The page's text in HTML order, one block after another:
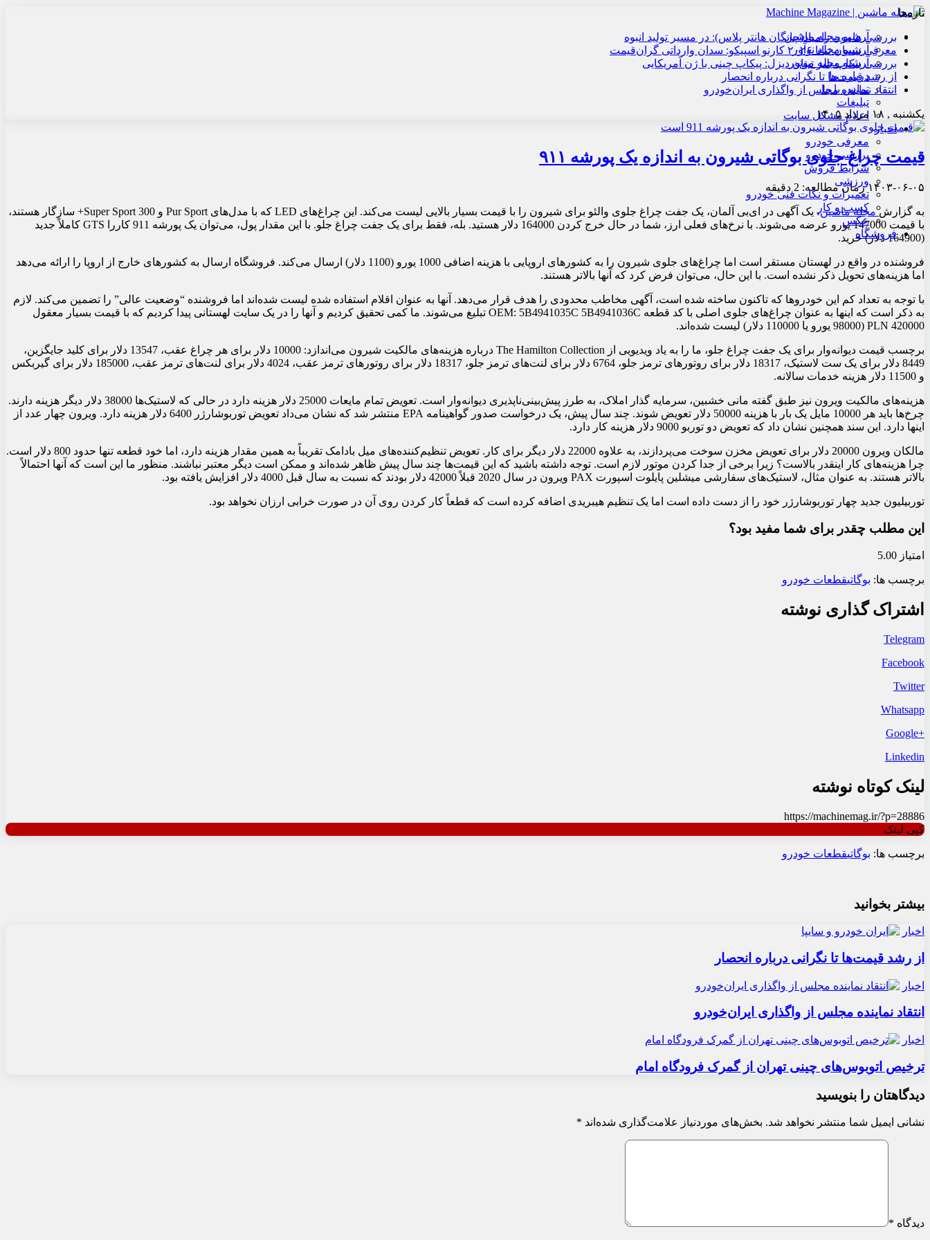
آرشیو مجله ماشین
آرشیو مجله نوآور
آرشیو مجله موتور
درباره ما
تماس با ما
تبلیغات
اعلام مشکل سایت
اخبار
معرفی خودرو
بررسی خودرو
شرایط فروش
ورزشی
تعمیرات و نکات فنی خودرو
کسب و کار
عکس
فروشگاه
تازه‌ها
بررسی هامون زامیاد(چانگان هانتر پلاس): در مسیر تولید انبوه
معرفی نیسان تیانا ۲۰۲۶ کارنو اسپیکو: سدان وارداتی گران‌قیمت
بررسی پیکاپ بلیز تیتان دیزل: پیکاپ چینی با ژن آمریکایی
از رشد قیمت‌ها تا نگرانی درباره انحصار
انتقاد نماینده مجلس از واگذاری ایران‌خودرو
یکشنبه , ۱۸ مرداد ۱۴۰۵
قیمت چراغ جلوی بوگاتی شیرون به اندازه یک پورشه ۹۱۱
۱۴۰۳-۰۶-۰۵زمان مطالعه: 2 دقیقه
به گزارشمجله ماشین
، یک آگهی در ای‌بی آلمان، یک جفت چراغ جلوی والئو برای شیرون را با قیمت بسیار بالایی لیست می‌کند. این چراغ‌های LED که با مدل‌های Pur Sport و Super Sport 300+ سازگار هستند،
با قیمت 147000 یورو عرضه می‌شوند. با نرخ‌های فعلی ارز، شما در حال خرج کردن 164000 دلار هستید. بله، فقط برای یک جفت چراغ جلو. با این مقدار پول، می‌توان یک پورشه 911 کاررا GTS کاملاً جدید
(164900 دلار) خرید.
فروشنده در واقع در لهستان مستقر است اما چراغ‌های جلوی شیرون را به کشورهای اروپایی با هزینه اضافی 1000 یورو (1100 دلار) ارسال می‌کند. فروشگاه ارسال به کشورهای خارج از اروپا را ارائه می‌دهد
اما هزینه‌های تحویل ذکر نشده است. با این حال، می‌توان فرض کرد که آنها بالاتر هستند.
با توجه به تعداد کم این خودروها که تاکنون ساخته شده است، آگهی مخاطب محدودی را هدف قرار می‌دهد. آنها به عنوان اقلام استفاده شده لیست شده‌اند اما فروشنده “وضعیت عالی” را تضمین می‌کند. لازم
به ذکر است که اینها به عنوان چراغ‌های جلوی اصلی با کد قطعه OEM: 5B4941035C 5B4941036C تبلیغ می‌شوند. ما کمی تحقیق کردیم و آنها را در یک سایت لهستانی پیدا کردیم که با قیمت بسیار معقول
420000 PLN (98000 یورو یا 110000 دلار) لیست شده‌اند.
برچسب قیمت دیوانه‌وار برای یک جفت چراغ جلو، ما را به یاد ویدیویی از The Hamilton Collection درباره هزینه‌های مالکیت شیرون می‌اندازد: 10000 دلار برای هر چراغ عقب، 13547 دلار برای کلید جایگزین،
8449 دلار برای یک ست لاستیک، 18317 دلار برای روتورهای ترمز جلو، 6764 دلار برای لنت‌های ترمز جلو، 18317 دلار برای روتورهای ترمز عقب، 4024 دلار برای لنت‌های ترمز عقب، 185000 دلار برای گیربکس
و 11500 دلار هزینه خدمات سالانه.
هزینه‌های مالکیت ویرون نیز طبق گفته مانی خشبین، سرمایه گذار املاک، به طرز پیش‌بینی‌ناپذیری دیوانه‌وار است. تعویض تمام مایعات 25000 دلار هزینه دارد در حالی که لاستیک‌ها 38000 دلار دیگر هزینه دارند.
چرخ‌ها باید هر 10000 مایل یک بار با هزینه 50000 دلار تعویض شوند. چند سال پیش، یک درخواست صدور گواهینامه EPA منتشر شد که نشان می‌داد تعویض توربوشارژر 6400 دلار هزینه دارد. ویرون چهار عدد از
اینها دارد. این سند همچنین نشان داد که تعویض دو توربو 9000 دلار هزینه کار دارد.
مالکان ویرون 20000 دلار برای تعویض مخزن سوخت می‌پردازند، به علاوه 22000 دلار دیگر برای کار. تعویض تنظیم‌کننده‌های میل بادامک تقریباً به همین مقدار هزینه دارد، اما خود قطعه تنها حدود 800 دلار است.
چرا هزینه‌های کار اینقدر بالاست؟ زیرا برخی از جدا کردن موتور لازم است. توجه داشته باشید که این قیمت‌ها چند سال پیش ظاهر شده‌اند و ممکن است دیگر معتبر نباشند. منظور ما این است که آنها احتمالاً
بالاتر هستند. به عنوان مثال، لاستیک‌های سفارشی میشلین پایلوت اسپورت PAX ویرون در سال 2020 قبلاً 42000 دلار بودند که نسبت به سال قبل 4000 دلار افزایش یافته بود.
توربیلیون جدید چهار توربوشارژر خود را از دست داده است اما یک تنظیم هیبریدی اضافه کرده است که قطعاً کار کردن روی آن در صورت خرابی ارزان نخواهد بود.
این مطلب چقدر برای شما مفید بود؟
امتیاز 5.00
برچسب ها: بوگاتیقطعات خودرو
اشتراک گذاری نوشته
Telegram
Facebook
Twitter
Whatsapp
+Google
Linkedin
لینک کوتاه نوشته
https://machinemag.ir/?p=28886
کپی لینک
برچسب ها: بوگاتیقطعات خودرو
بیشتر بخوانید
اخبار
از رشد قیمت‌ها تا نگرانی درباره انحصار
اخبار
انتقاد نماینده مجلس از واگذاری ایران‌خودرو
اخبار
ترخیص اتوبوس‌های چینی تهران از گمرک فرودگاه امام
دیدگاهتان را بنویسید
نشانی ایمیل شما منتشر نخواهد شد. بخش‌های موردنیاز علامت‌گذاری شده‌اند *
دیدگاه *